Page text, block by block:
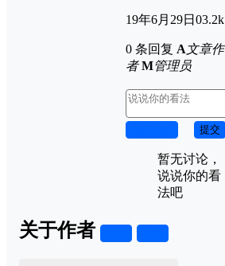
19年6月29日 03.2k
0 条回复 A文章作
者 M管理员
提交
暂无讨论，
说说你的看
法吧
关于作者